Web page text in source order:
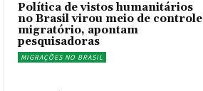
Política de vistos humanitários
no Brasil virou meio de controle
migratório, apontam
pesquisadoras
MIGRAÇÕES NO BRASIL